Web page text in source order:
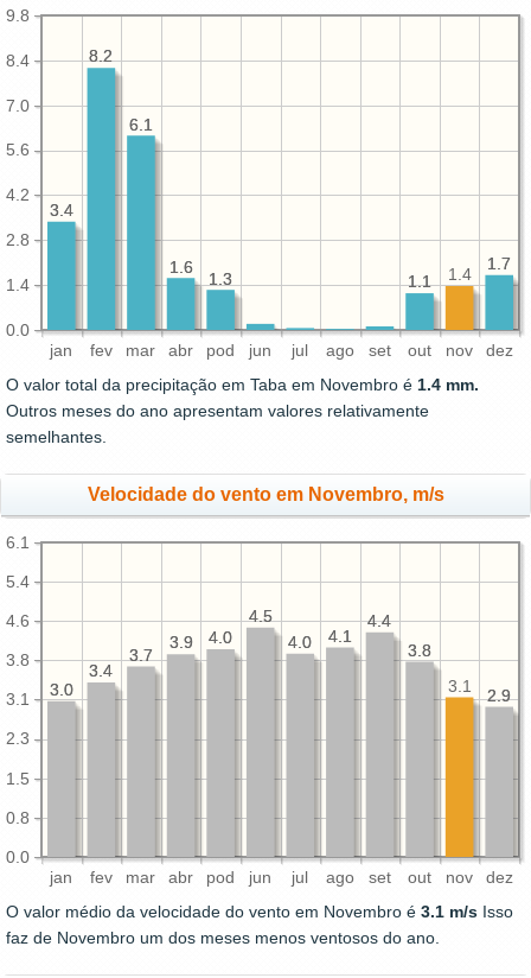
jan fev mar abr pod jun jul ago set out nov dez
0.0
1.4
2.8
4.2
5.6
7.0
8.4
9.8
1.7
1.1
1.3
1.6
6.1
8.2
3.4
1.7
1.4
1.1
1.3
1.6
6.1
8.2
3.4
O valor total da precipitação em Taba em Novembro é 1.4 mm.
Outros meses do ano apresentam valores relativamente
semelhantes.
Velocidade do vento em Novembro, m/s
jan fev mar abr pod jun jul ago set out nov dez
0.0
0.8
1.5
2.3
3.1
3.8
4.6
5.4
6.1
2.9
3.8
4.4
4.1
4.0
4.5
4.0
3.9
3.7
3.4
3.0
2.9
3.1
3.8
4.4
4.1
4.0
4.5
4.0
3.9
3.7
3.4
3.0
O valor médio da velocidade do vento em Novembro é 3.1 m/s Isso
faz de Novembro um dos meses menos ventosos do ano.